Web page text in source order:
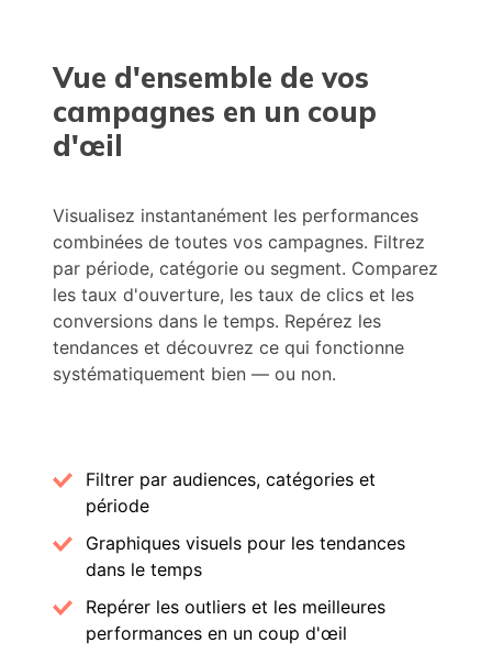
Vue d'ensemble de vos
campagnes en un coup
d'œil
Visualisez instantanément les performances
combinées de toutes vos campagnes. Filtrez
par période, catégorie ou segment. Comparez
les taux d'ouverture, les taux de clics et les
conversions dans le temps. Repérez les
tendances et découvrez ce qui fonctionne
systématiquement bien — ou non.
Filtrer par audiences, catégories et
période
Graphiques visuels pour les tendances
dans le temps
Repérer les outliers et les meilleures
performances en un coup d'œil